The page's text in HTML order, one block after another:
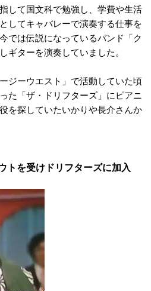
して国文科で勉強し、学費や生活
してキャバレーで演奏する仕事を
では伝説になっているバンド「ク
ギターを演奏していました。
ジーウエスト」で活動していた頃
た「ザ・ドリフターズ」にピアニ
を探していたいかりや長介さんか
トを受けドリフターズに加入